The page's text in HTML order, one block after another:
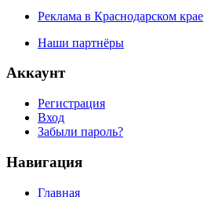
Реклама в Краснодарском крае
Наши партнёры
Аккаунт
Регистрация
Вход
Забыли пароль?
Навигация
Главная